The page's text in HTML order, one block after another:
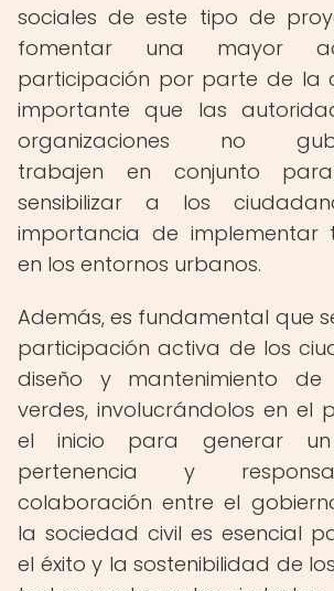
sociales de este tipo de
fomentar una mayor
participación por parte de la
importante que las
organizaciones no
trabajen en conjunto
sensibilizar a los
importancia de implementar
en los entornos urbanos.
Además, es fundamental que
participación activa de los
diseño y mantenimiento de
verdes, involucrándolos en el
el inicio para generar
pertenencia y
colaboración entre el
la sociedad civil es esencial
el éxito y la sostenibilidad de